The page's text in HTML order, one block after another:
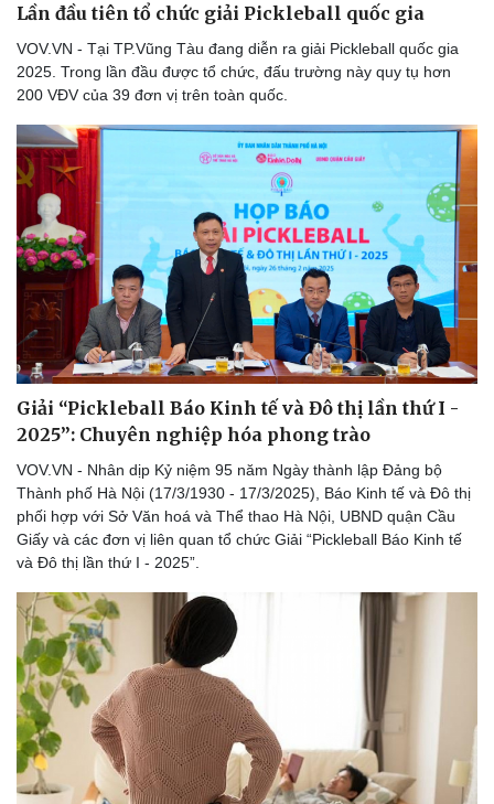
Lần đầu tiên tổ chức giải Pickleball quốc gia
VOV.VN - Tại TP.Vũng Tàu đang diễn ra giải Pickleball quốc gia
2025. Trong lần đầu được tổ chức, đấu trường này quy tụ hơn
200 VĐV của 39 đơn vị trên toàn quốc.
Giải “Pickleball Báo Kinh tế và Đô thị lần thứ I -
2025”: Chuyên nghiệp hóa phong trào
VOV.VN - Nhân dịp Kỷ niệm 95 năm Ngày thành lập Đảng bộ
Thành phố Hà Nội (17/3/1930 - 17/3/2025), Báo Kinh tế và Đô thị
phối hợp với Sở Văn hoá và Thể thao Hà Nội, UBND quận Cầu
Giấy và các đơn vị liên quan tổ chức Giải “Pickleball Báo Kinh tế
và Đô thị lần thứ I - 2025”.